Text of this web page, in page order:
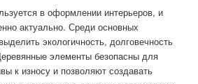
в оформлении интерьеров, и
актуально. Среди основных
экологичность, долговечность
элементы безопасны для
к износу и позволяют создавать